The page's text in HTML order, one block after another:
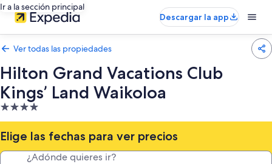
Ir a la sección principal
Descargar la app
Ver todas las propiedades
Hilton Grand Vacations Club
Kings’ Land Waikoloa
Propiedad
de
4.0
estrellas
Elige las fechas para ver precios
¿Adónde quieres ir?